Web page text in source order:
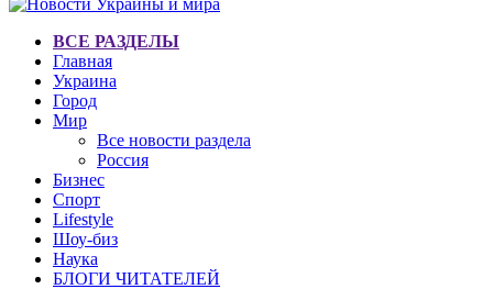
ВСЕ РАЗДЕЛЫ
Главная
Украина
Город
Мир
Все новости раздела
Россия
Бизнес
Спорт
Lifestyle
Шоу-биз
Наука
БЛОГИ ЧИТАТЕЛЕЙ